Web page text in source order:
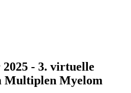
2025 - 3. virtuelle
Multiplen Myelom